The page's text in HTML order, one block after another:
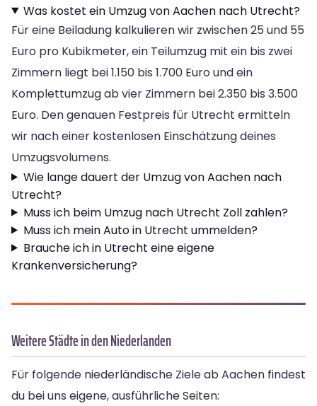
Was kostet ein Umzug von Aachen nach Utrecht?
Für eine Beiladung kalkulieren wir zwischen 25 und 55
Euro pro Kubikmeter, ein Teilumzug mit ein bis zwei
Zimmern liegt bei 1.150 bis 1.700 Euro und ein
Komplettumzug ab vier Zimmern bei 2.350 bis 3.500
Euro. Den genauen Festpreis für Utrecht ermitteln
wir nach einer kostenlosen Einschätzung deines
Umzugsvolumens.
Wie lange dauert der Umzug von Aachen nach
Utrecht?
Muss ich beim Umzug nach Utrecht Zoll zahlen?
Muss ich mein Auto in Utrecht ummelden?
Brauche ich in Utrecht eine eigene
Krankenversicherung?
Weitere Städte in den Niederlanden
Für folgende niederländische Ziele ab Aachen findest
du bei uns eigene, ausführliche Seiten: